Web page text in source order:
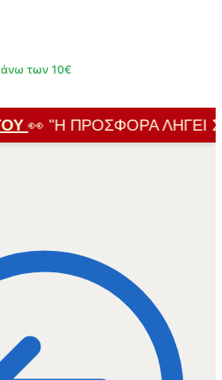
των 10€
👀 "Η ΠΡΟΣΦΟΡΆ ΛΉΓΕΙ